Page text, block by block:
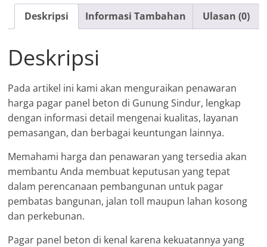
Gunung
Sindur
Deskripsi Informasi Tambahan Ulasan (0)
Deskripsi
Pada artikel ini kami akan menguraikan penawaran
harga pagar panel beton di Gunung Sindur, lengkap
dengan informasi detail mengenai kualitas, layanan
pemasangan, dan berbagai keuntungan lainnya.
Memahami harga dan penawaran yang tersedia akan
membantu Anda membuat keputusan yang tepat
dalam perencanaan pembangunan untuk pagar
pembatas bangunan, jalan toll maupun lahan kosong
dan perkebunan.
Pagar panel beton di kenal karena kekuatannya yang